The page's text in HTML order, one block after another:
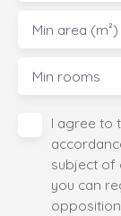
Min area (m²)
Min rooms
I agree to
subject of
you can